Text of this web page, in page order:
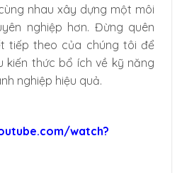
nhau xây dựng một môi
nghiệp hơn. Đừng quên
tiếp theo của chúng tôi để
kiến thức bổ ích về kỹ năng
nghiệp hiệu quả.
watch?